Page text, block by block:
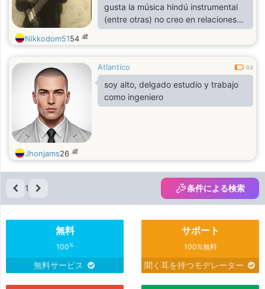
gusta la música hindú instrumental
(entre otras) no creo en relaciones
casuales sino basadas en el amor
sincero y la transparencia.
valoro a la mujer y a los buenos
sentimientos
Nikkodom5154 歳
Atlantico 0.2
soy alto, delgado estudio y trabajo
como ingeniero
Jhonjams26 歳
1 条件による検索
無料
100%
無料サービス
サポート
100%無料
聞く耳を持つモデレーター